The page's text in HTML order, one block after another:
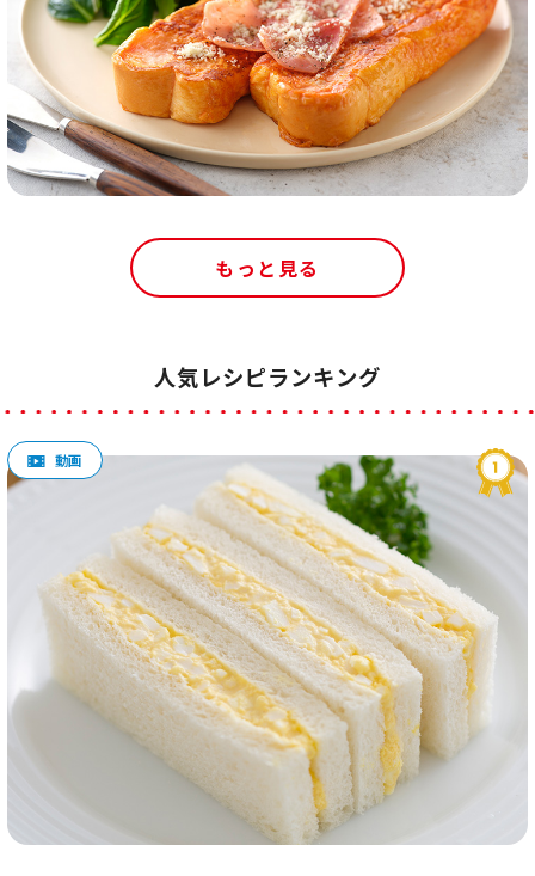
もっと見る
人気レシピランキング